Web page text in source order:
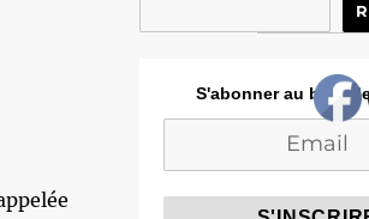
S'abonner au blog